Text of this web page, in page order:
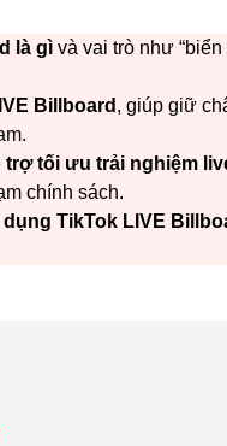
là gì và vai trò như
Billboard , giúp giữ
tối ưu trải nghiệm
chính sách.
TikTok LIVE